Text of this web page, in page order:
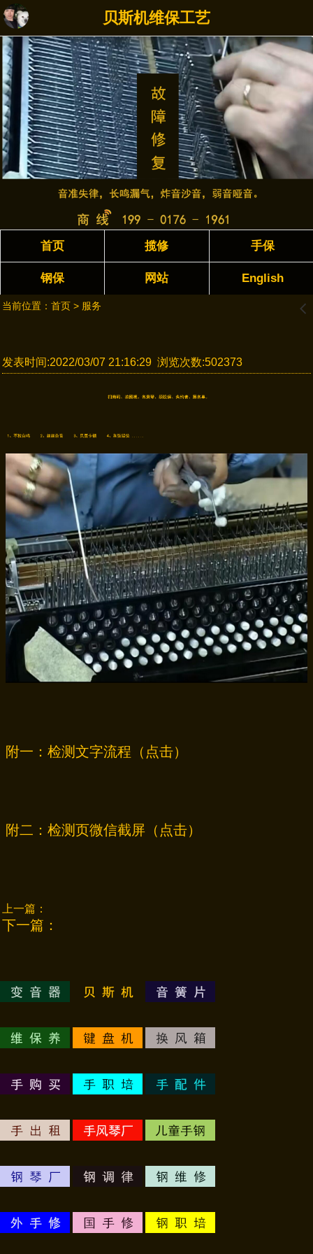
贝斯机维保工艺
首页 揽修 手保
钢保 网站 English
当前位置： 首页> 服务 󰊒
发表时间:2022/03/07 21:16:29 浏览次数:502373
附一：检测文字流程（点击）
附二：检测页微信截屏（点击）
上一篇：
下一篇：